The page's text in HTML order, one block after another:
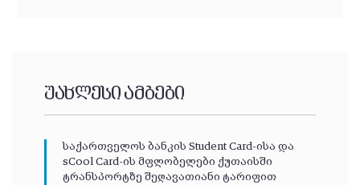
უახლესი ამბები
საქართველოს ბანკის Student Card-ისა და
sCool Card-ის მფლობელები ქუთაისში
ტრანსპორტზე შეღავათიანი ტარიფით